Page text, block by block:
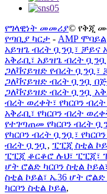
የግላዊነት መመሪያ© የቅጂ
የጣቢያ ካርታ - AMP ሞባይል
አይዝጌ ብረት ቧንቧ፣ ቻይና
አቅራቢ፣ አይዝጌ ብረት
ጋለቫናይዝድ የብረት ቧንቧ፣
ጋለቫናይዝድ ብረት ቧንቧ
ጋለቫናይዝድ ብረት ቧንቧ
ብረት ወረቀት፣ የካርቦን
አቅራቢ፣ የካርቦን ብረት
የተገጣጠመ የካርቦን ብረት
የካርቦን ብረት ቧንቧ፣
ብረት ቧንቧ , ፒፒጂ ስቲል
ፒፒጂ ቆርቆሮ ሉህ፣ ፒፒጂ፣
ሆት ሮልድ ካርቦን ስቲል
ስቲል ኮይል፣ ኤ36 ሆት
ካርቦን ስቲል ኮይል,